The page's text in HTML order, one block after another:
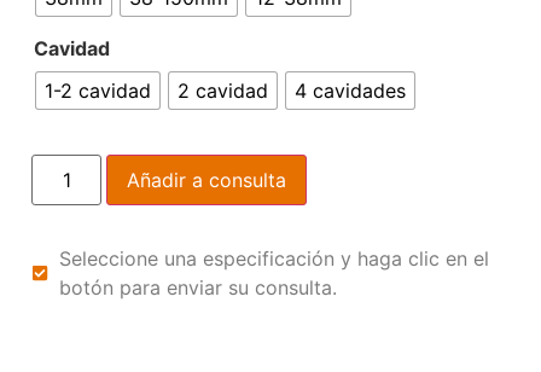
Cavidad
1-2 cavidad
2 cavidad 4 cavidades
Añadir a consulta
Seleccione una especificación y haga clic en el
botón para enviar su consulta.